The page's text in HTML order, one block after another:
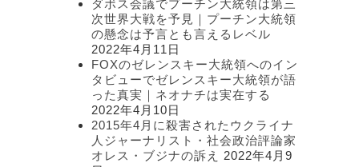
ダボス会議でプーチン大統領は第三
次世界大戦を予見｜プーチン大統領
の懸念は予言とも言えるレベル
2022年4月11日
FOXのゼレンスキー大統領へのイン
タビューでゼレンスキー大統領が語
った真実｜ネオナチは実在する
2022年4月10日
2015年4月に殺害されたウクライナ
人ジャーナリスト・社会政治評論家
オレス・ブジナの訴え
2022年4月9